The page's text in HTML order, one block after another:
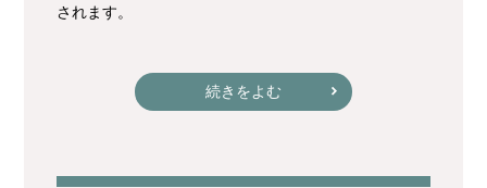
されます。
続きをよむ